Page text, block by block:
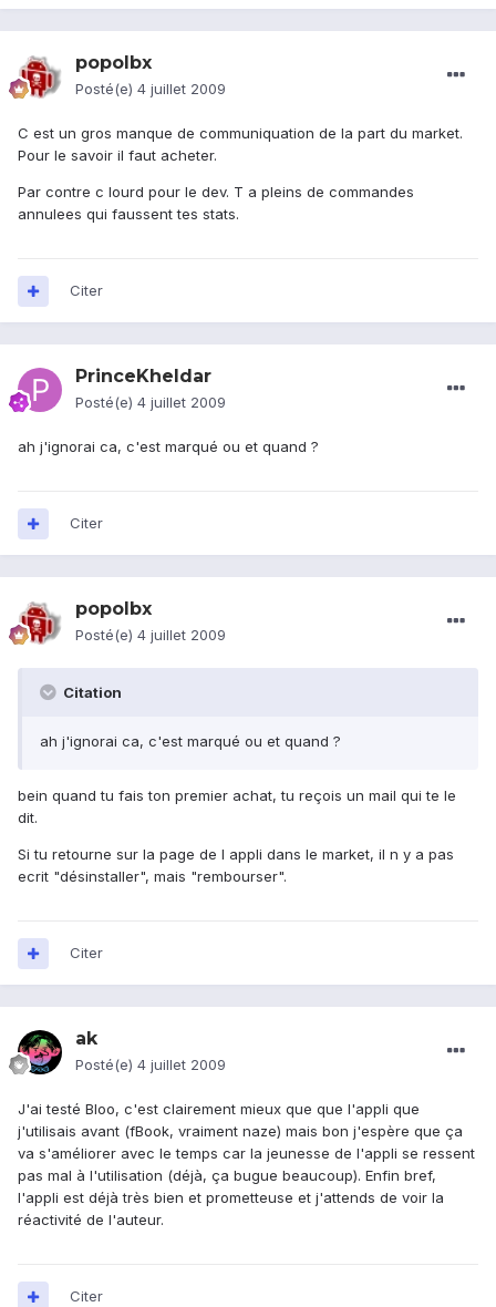
popolbx
Posté(e) 4 juillet 2009
C est un gros manque de communiquation de la part du market.
Pour le savoir il faut acheter.
Par contre c lourd pour le dev. T a pleins de commandes
annulees qui faussent tes stats.
Citer
PrinceKheldar
Posté(e) 4 juillet 2009
ah j'ignorai ca, c'est marqué ou et quand ?
Citer
popolbx
Posté(e) 4 juillet 2009
Citation
ah j'ignorai ca, c'est marqué ou et quand ?
bein quand tu fais ton premier achat, tu reçois un mail qui te le
dit.
Si tu retourne sur la page de l appli dans le market, il n y a pas
ecrit "désinstaller", mais "rembourser".
Citer
ak
Posté(e) 4 juillet 2009
J'ai testé Bloo, c'est clairement mieux que que l'appli que
j'utilisais avant (fBook, vraiment naze) mais bon j'espère que ça
va s'améliorer avec le temps car la jeunesse de l'appli se ressent
pas mal à l'utilisation (déjà, ça bugue beaucoup). Enfin bref,
l'appli est déjà très bien et prometteuse et j'attends de voir la
réactivité de l'auteur.
Citer